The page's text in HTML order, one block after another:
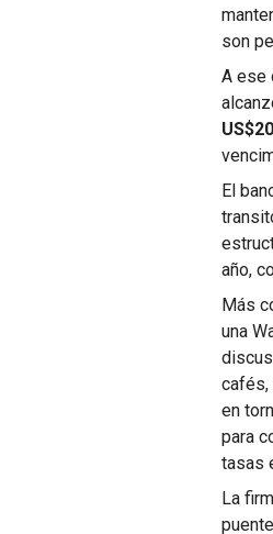
son
A ese
El
año,
Más
una
cafés,
en
para
tasas
La